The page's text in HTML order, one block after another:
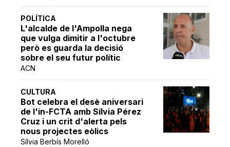
POLÍTICA
L'alcalde de l'Ampolla nega
que vulga dimitir a l'octubre
però es guarda la decisió
sobre el seu futur polític
ACN
CULTURA
Bot celebra el desè aniversari
de l'in-FCTA amb Sílvia Pérez
Cruz i un crit d'alerta pels
nous projectes eòlics
Sílvia Berbís Morelló